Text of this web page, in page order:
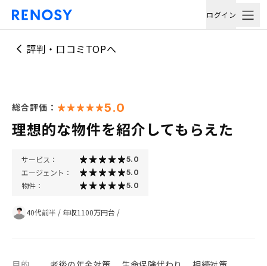
ログイン
評判・口コミTOPへ
総合評価： 5.0
理想的な物件を紹介してもらえた
サービス： 5.0
エージェント： 5.0
物件： 5.0
40代前半 / 年収1100万円台 /